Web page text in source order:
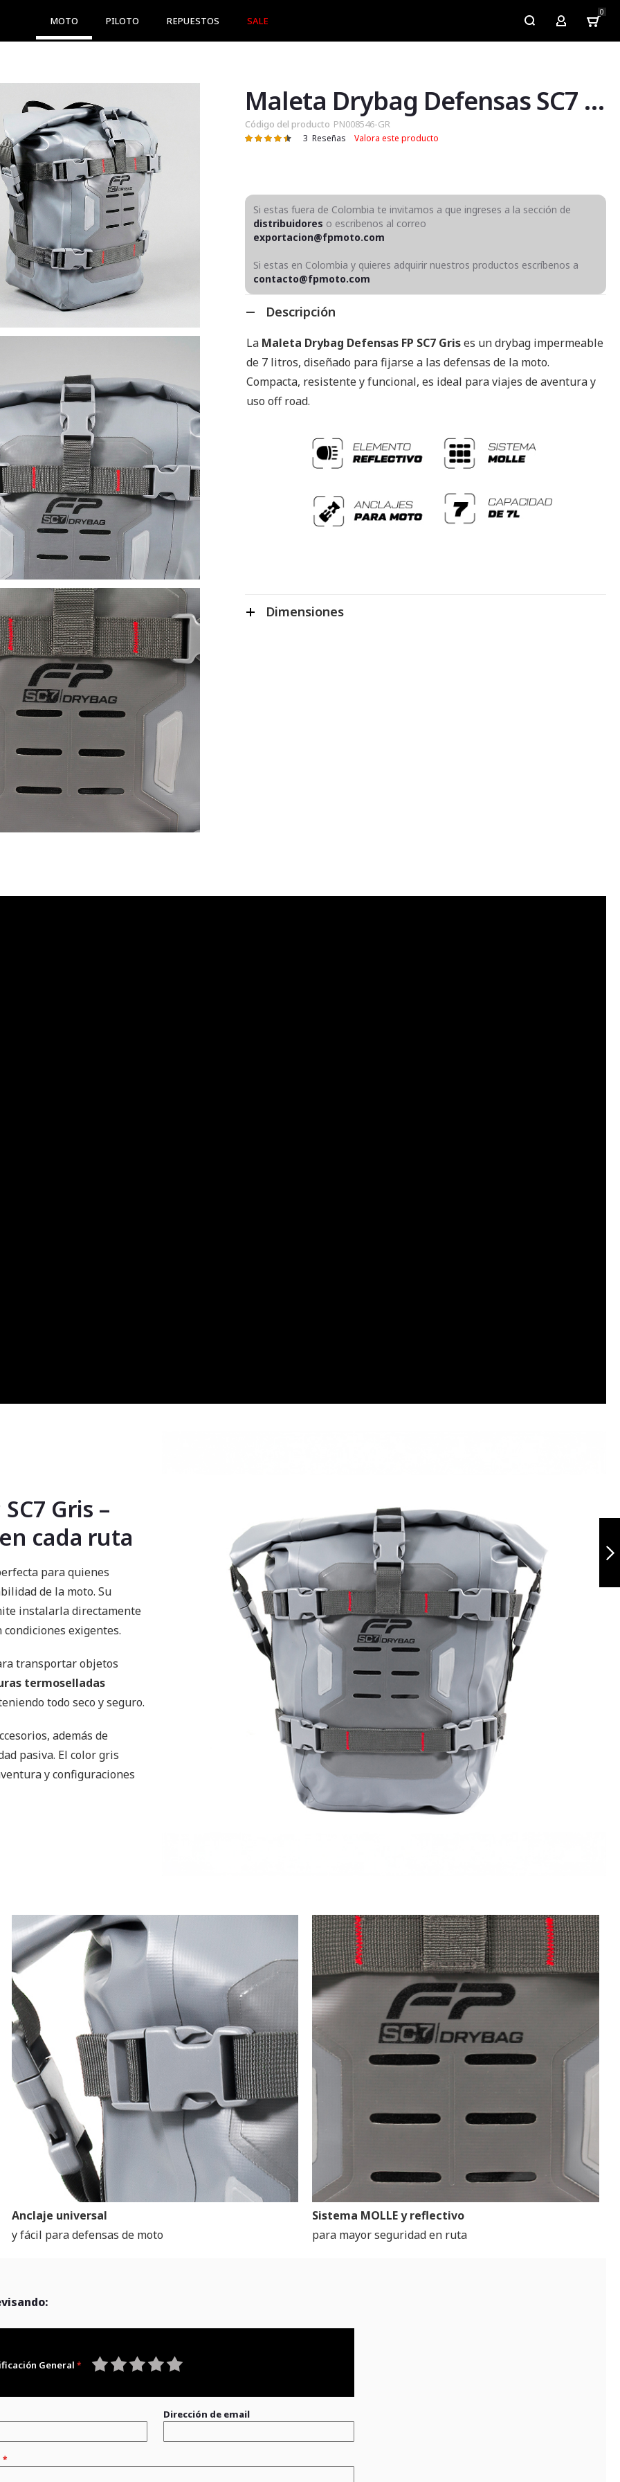
MOTO PILOTO REPUESTOS SALE My Account
0
Maleta Drybag Defensas SC7 Gris
Código del producto PN008546-GR
Valoración: 3 Reseñas Valora este producto
Si estas fuera de Colombia te invitamos a que ingreses a la sección de
distribuidores o escribenos al correo
exportacion@fpmoto.com
Si estas en Colombia y quieres adquirir nuestros productos escríbenos a
contacto@fpmoto.com
Descripción
La Maleta Drybag Defensas FP SC7 Grises un drybag impermeable
de 7 litros, diseñado para fijarse a las defensas de la moto.
Compacta, resistente y funcional, es ideal para viajes de aventura y
uso off road.
Dimensiones
Defensas SC7
Negro
Siguiente
Gris –
cada ruta
para quienes
de la moto. Su
instalarla directamente
exigentes.
transportar objetos
termoselladas
todo seco y seguro.
además de
pasiva. El color gris
y configuraciones
Anclaje universal
y fácil para defensas de moto
Sistema MOLLE y reflectivo
para mayor seguridad en ruta
General
Dirección de email